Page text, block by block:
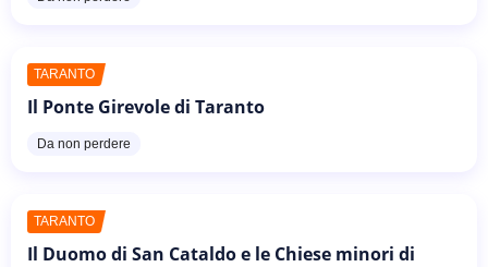
TARANTO
Il Ponte Girevole di Taranto
Da non perdere
TARANTO
Il Duomo di San Cataldo e le Chiese minori di